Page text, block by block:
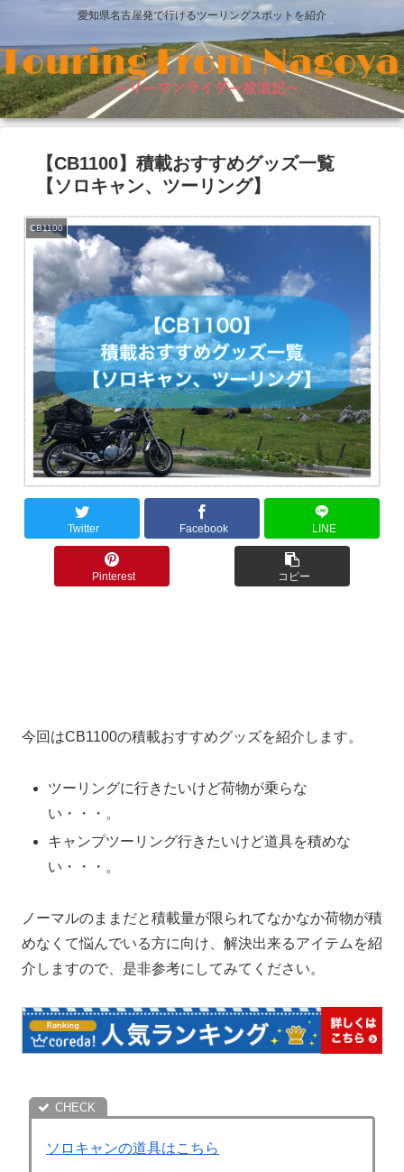
愛知県名古屋発で行けるツーリングスポットを紹介
【CB1100】積載おすすめグッズ一覧
【ソロキャン、ツーリング】
CB1100
Twitter Facebook LINE
Pinterest コピー
今回はCB1100の積載おすすめグッズを紹介します。
ツーリングに行きたいけど荷物が乗らな
い・・・。
キャンプツーリング行きたいけど道具を積めな
い・・・。
ノーマルのままだと積載量が限られてなかなか荷物が積
めなくて悩んでいる方に向け、解決出来るアイテムを紹
介しますので、是非参考にしてみてください。
ソロキャンの道具はこちら